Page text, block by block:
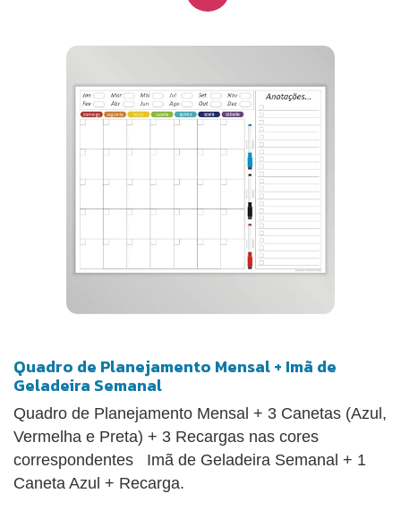
Quadro de Planejamento Mensal + Imã de
Geladeira Semanal
Quadro de Planejamento Mensal + 3 Canetas (Azul,
Vermelha e Preta) + 3 Recargas nas cores
correspondentes Imã de Geladeira Semanal + 1
Caneta Azul + Recarga.